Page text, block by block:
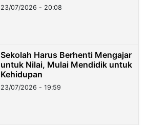
23/07/2026 - 20:08
Sekolah Harus Berhenti Mengajar
untuk Nilai, Mulai Mendidik untuk
Kehidupan
23/07/2026 - 19:59